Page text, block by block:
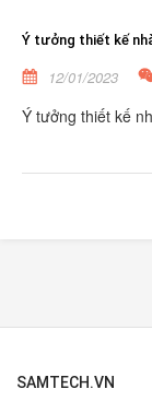
Ý tưởng thiết kế
12/01/2023
Ý tưởng thiết kế
SAMTECH.VN